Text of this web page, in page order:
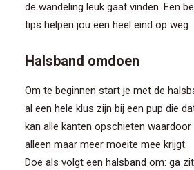
de wandeling leuk gaat vinden. Een
tips helpen jou een heel eind op weg.
Halsband omdoen
Om te beginnen start je met de
al een hele klus zijn bij een pup die
kan alle kanten opschieten waardoor
alleen maar meer moeite mee krijgt.
Doe als volgt een halsband om: ga